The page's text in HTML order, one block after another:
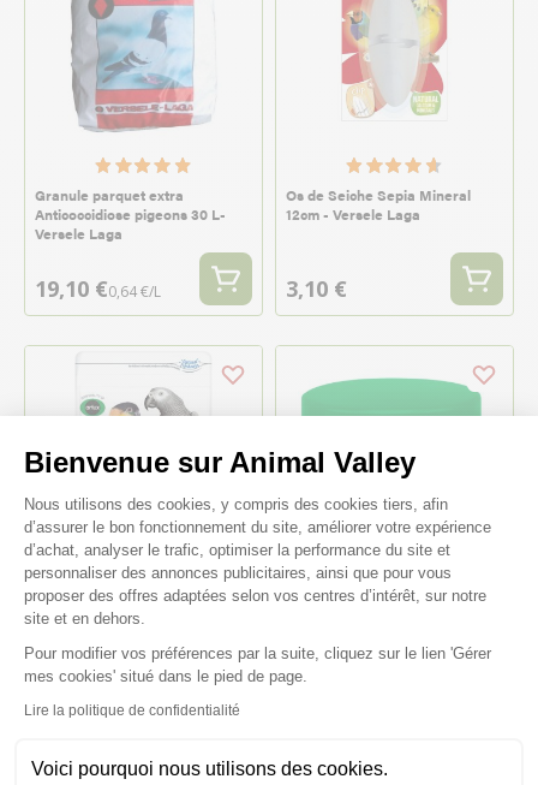
Bienvenue sur Animal Valley
Plateforme de Gestion du
Nous utilisons des cookies, y compris des cookies tiers, afin
d’assurer le bon fonctionnement du site, améliorer votre expérience
d’achat, analyser le trafic, optimiser la performance du site et
personnaliser des annonces publicitaires, ainsi que pour vous
proposer des offres adaptées selon vos centres d’intérêt, sur notre
site et en dehors.
Pour modifier vos préférences par la suite, cliquez sur le lien 'Gérer
mes cookies' situé dans le pied de page.
Lire la politique de confidentialité
Voici pourquoi nous utilisons des cookies.
Axeptio consent
Granule parquet extra
Anticoccidiose pigeons 30 L-
Versele Laga
19,10 €0,64 €/L
Os de Seiche Sepia Mineral
12cm - Versele Laga
3,10 €
perruches et perroquets
NutriBird Gold Patee 1kg -
amazones, cacatoès, grandes
perruches NutriBird A21 250g -
Versele Laga